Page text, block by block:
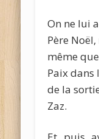
On ne lui
Père
même
Paix dans
de la
Zaz.